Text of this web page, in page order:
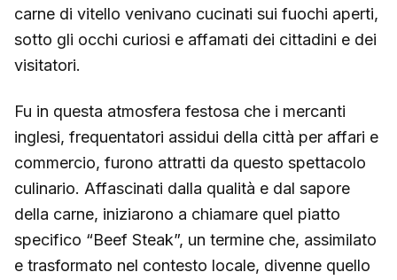
carne di vitello venivano cucinati sui fuochi aperti,
sotto gli occhi curiosi e affamati dei cittadini e dei
visitatori.
Fu in questa atmosfera festosa che i mercanti
inglesi, frequentatori assidui della città per affari e
commercio, furono attratti da questo spettacolo
culinario. Affascinati dalla qualità e dal sapore
della carne, iniziarono a chiamare quel piatto
specifico “Beef Steak”, un termine che, assimilato
e trasformato nel contesto locale, divenne quello